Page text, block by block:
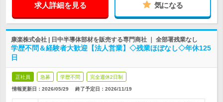
求人詳細を見る 気になる
康楽株式会社 | 日中半導体部材を販売する専門商社 ｜ 全部署残業なし
学歴不問＆経験者大歓迎【法人営業】◇残業ほぼなし◇年休125
日
正社員 急募 学歴不問 完全週休2日制
情報更新日：2026/05/29 終了予定日： 2026/11/19